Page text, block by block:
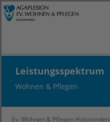
Leistungsspektrum
Wohnen & Pflegen
Ev. Wohnen & Pflegen Holzminden